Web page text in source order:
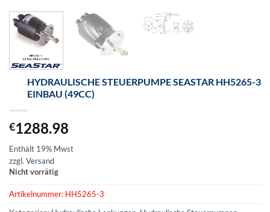
HYDRAULISCHE STEUERPUMPE SEASTAR HH5265-3
EINBAU (49CC)
€1288.98
Enthält 19% Mwst
zzgl. Versand
Nicht vorrätig
Artikelnummer: HH5265-3